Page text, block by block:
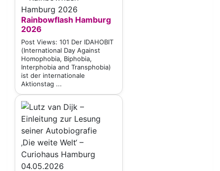
Rainbowflash Hamburg
2026
Post Views: 101 Der IDAHOBIT
(International Day Against
Homophobia, Biphobia,
Interphobia and Transphobia)
ist der internationale
Aktionstag ...